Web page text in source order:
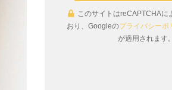
このサイトはreCAPTCHAに
おり、Googleのプライバシーポ
が適用されます。